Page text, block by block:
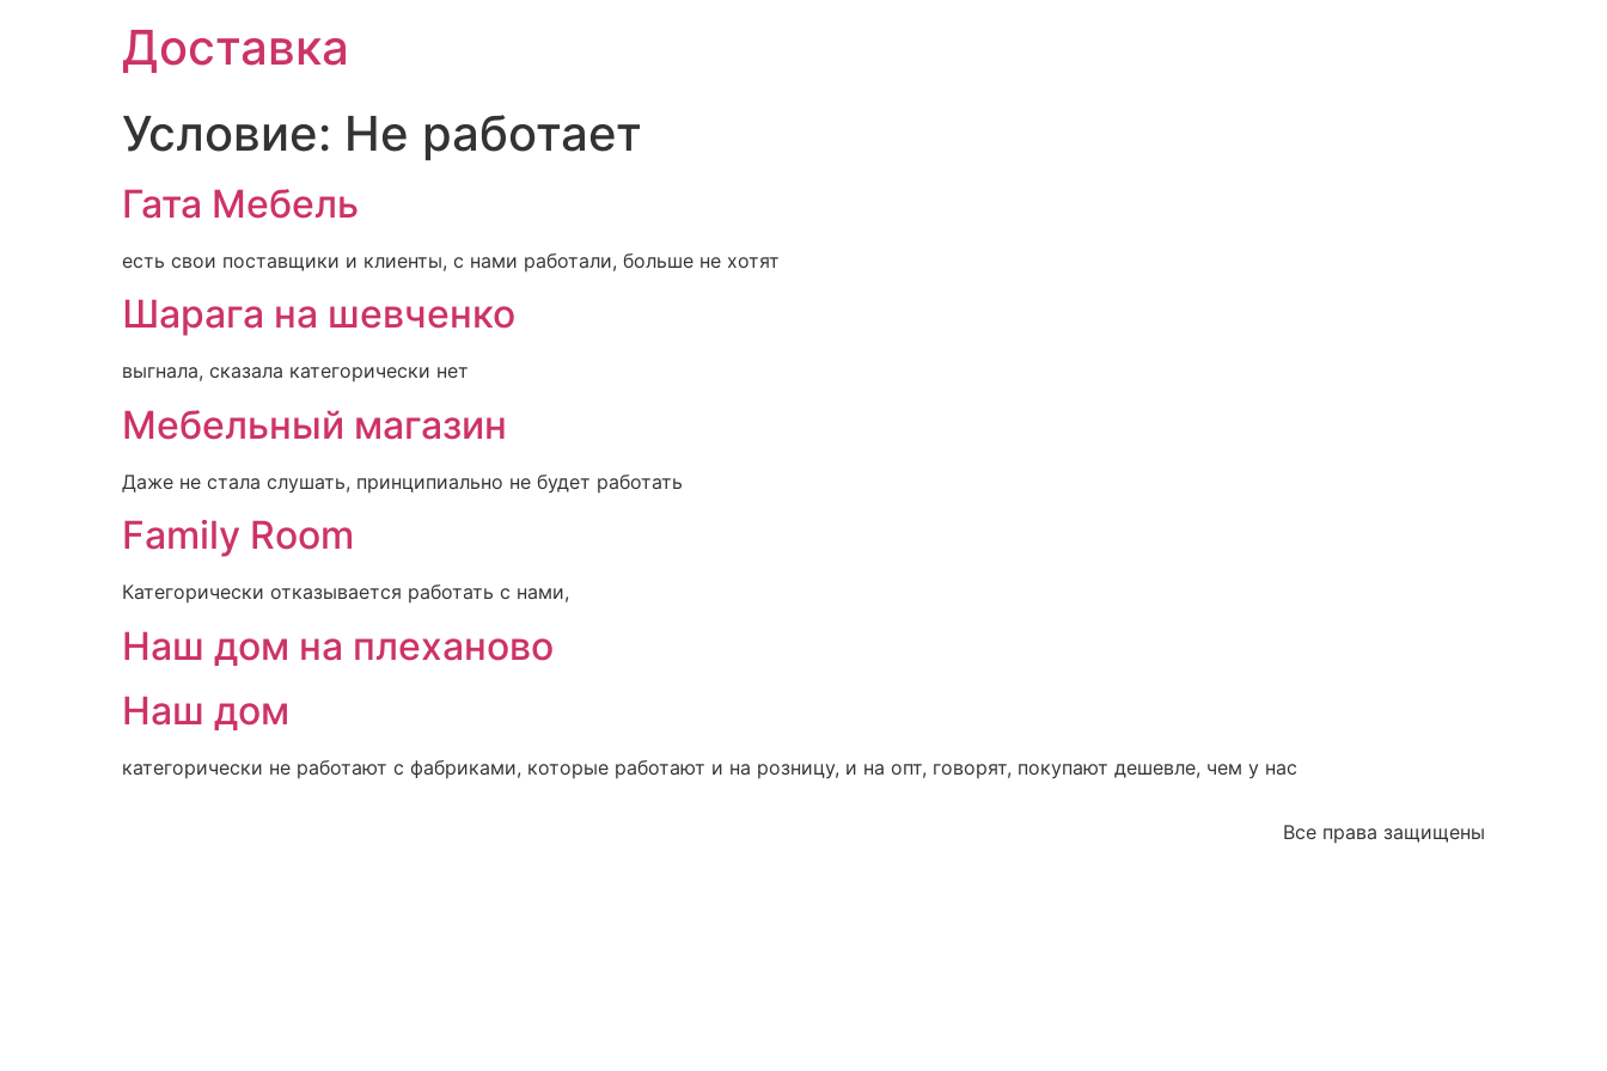
Доставка
Условие: Не работает
Гата Мебель
есть свои поставщики и клиенты, с нами работали, больше не хотят
Шарага на шевченко
выгнала, сказала категорически нет
Мебельный магазин
Даже не стала слушать, принципиально не будет работать
Family Room
Категорически отказывается работать с нами,
Наш дом на плеханово
Наш дом
категорически не работают с фабриками, которые работают и на розницу, и на опт, говорят, покупают дешевле, чем у нас
Все права защищены